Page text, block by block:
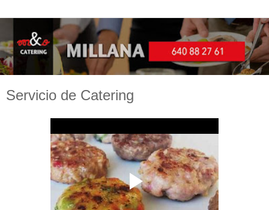
Servicio de Catering